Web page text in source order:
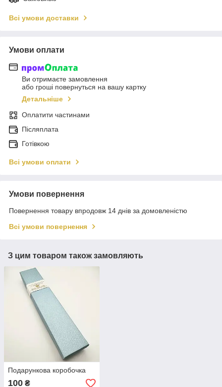
Всі умови доставки
Умови оплати
Ви отримаєте замовлення
або гроші повернуться на вашу картку
Детальніше
Оплатити частинами
Післяплата
Готівкою
Всі умови оплати
Умови повернення
Повернення товару впродовж 14 днів за домовленістю
Всі умови повернення
З цим товаром також замовляють
Подарункова коробочка
100 ₴